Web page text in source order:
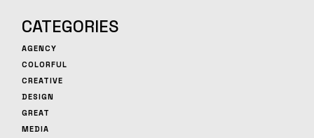
CATEGORIES
AGENCY
COLORFUL
CREATIVE
DESIGN
GREAT
MEDIA